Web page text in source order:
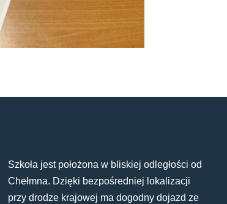
Szkoła jest położona w bliskiej odległości od
Chełmna. Dzięki bezpośredniej lokalizacji
przy drodze krajowej ma dogodny dojazd ze